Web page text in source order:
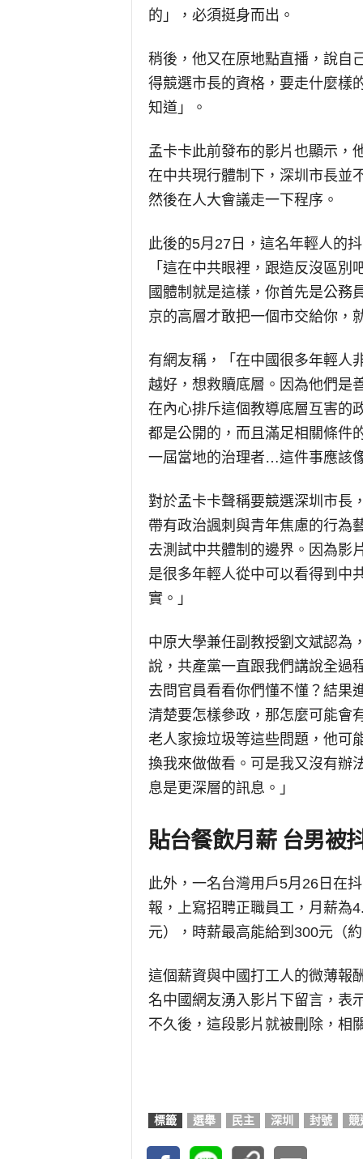
的」，必須挺身而出。
稍後，他又在原地點直播，說自
得競選市長的資格，要走什麼樣
知道」。
孟卡卡此前發布的影片也顯示，
在中共現行體制下，深圳市長並
然後在人大會議走一下程序。
此後的5月27日，這名年輕人的
「這在中共眼裡，跟造反沒區
國體制就是這樣，你首先是公務
京的高層才敢把一個市交給你，
有網友稱，「在中國很多年輕人
越好，想救贖底層。因為他們是
在內心排斥這個教導底層互害的
都是公開的，而且滿足相關條件
一屆當地的治理者…這件事應該
對於孟卡卡聲稱要競選深圳市長
帶有政治諷刺與青年焦慮的行為
去測試中共體制的邊界。因為影
是很多年輕人從中可以看得到中
實。」
中原大學兼任副教授劉文斌認為
說，共產黨一直跟我們講說全過
去問官員看看你們懂不懂？結果
清楚要怎樣參政，那怎麼可能會
老人家撿垃圾等這些問題，他可
換我來做做看。可是我又沒有辦
息是更深層的訊息。」
貼台餐飲月薪 台男被
此外，一名台灣用戶5月26日在
報，上寫招聘正職員工，月薪為
元），時薪最高能給到300元（
這個薪資與中國打工人的微薄報
名中國網友湧入影片下留言，表
不久後，這段影片就被刪除，
標籤 選舉 民主 深圳 封號 競